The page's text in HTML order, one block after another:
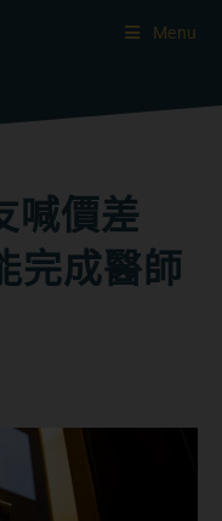
Menu
喊價差
完成醫師